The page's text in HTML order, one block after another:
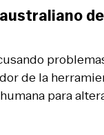
de la
para